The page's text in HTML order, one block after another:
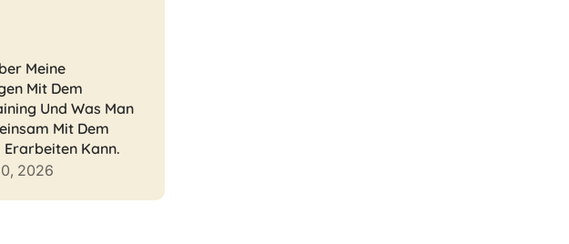
Meine
Mit Dem
Und Was Man
Mit Dem
Erarbeiten Kann.
2026